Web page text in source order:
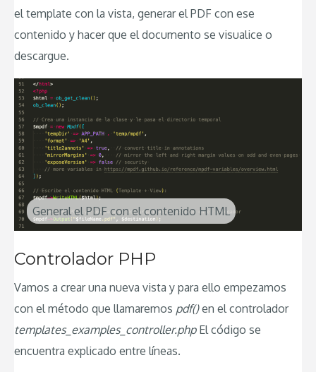
el template con la vista, generar el PDF con ese
contenido y hacer que el documento se visualice o
descargue.
General el PDF con el contenido HTML
Controlador PHP
Vamos a crear una nueva vista y para ello empezamos
con el método que llamaremos pdf()en el controlador
templates_examples_controller.phpEl código se
encuentra explicado entre líneas.